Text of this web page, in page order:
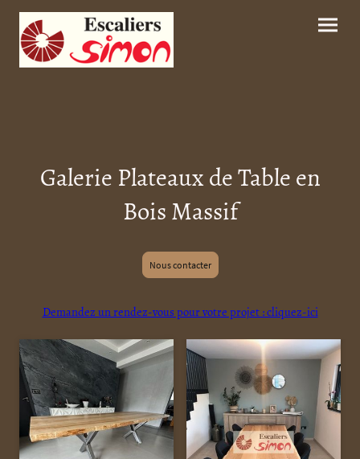
Galerie Plateaux de Table en
Bois Massif
Nous contacter
Demandez un rendez-vous pour votre projet : cliquez-ici